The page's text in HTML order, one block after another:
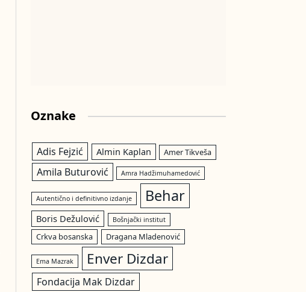
Oznake
Adis Fejzić Almin Kaplan Amer Tikveša
Amila Buturović Amra Hadžimuhamedović
Autentično i definitivno izdanje Behar
Boris Dežulović Bošnjački institut
Crkva bosanska Dragana Mladenović
Ema Mazrak Enver Dizdar
Fondacija Mak Dizdar